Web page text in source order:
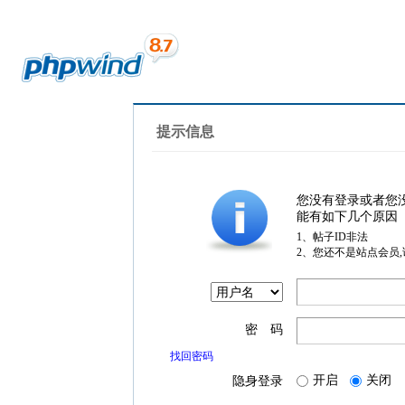
提示信息
您没有登录或者您
能有如下几个原因
1、帖子ID非法
2、您还不是站点会员
密 码
找回密码
隐身登录 开启 关闭